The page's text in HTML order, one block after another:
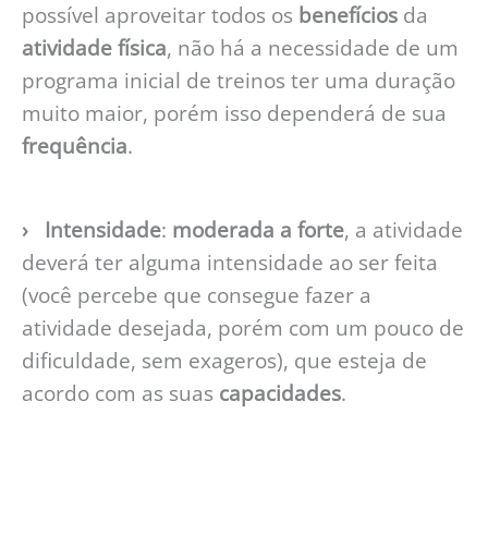
possível aproveitar todos os benefícios da
atividade física, não há a necessidade de um
programa inicial de treinos ter uma duração
muito maior, porém isso dependerá de sua
frequência.
› Intensidade: moderada a forte, a atividade
deverá ter alguma intensidade ao ser feita
(você percebe que consegue fazer a
atividade desejada, porém com um pouco de
dificuldade, sem exageros), que esteja de
acordo com as suas capacidades.